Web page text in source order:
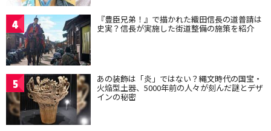
4 『豊臣兄弟！』で描かれた織田信長の道普請は
史実？信長が実施した街道整備の施策を紹介
5 あの装飾は「炎」ではない？縄文時代の国宝・
火焔型土器、5000年前の人々が刻んだ謎とデザ
インの秘密